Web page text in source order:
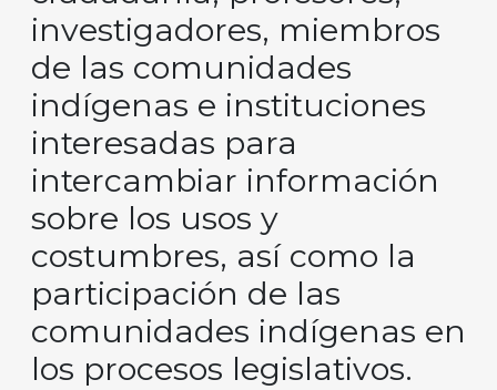
investigadores, miembros
de las comunidades
indígenas e instituciones
interesadas para
intercambiar información
sobre los usos y
costumbres, así como la
participación de las
comunidades indígenas en
los procesos legislativos.